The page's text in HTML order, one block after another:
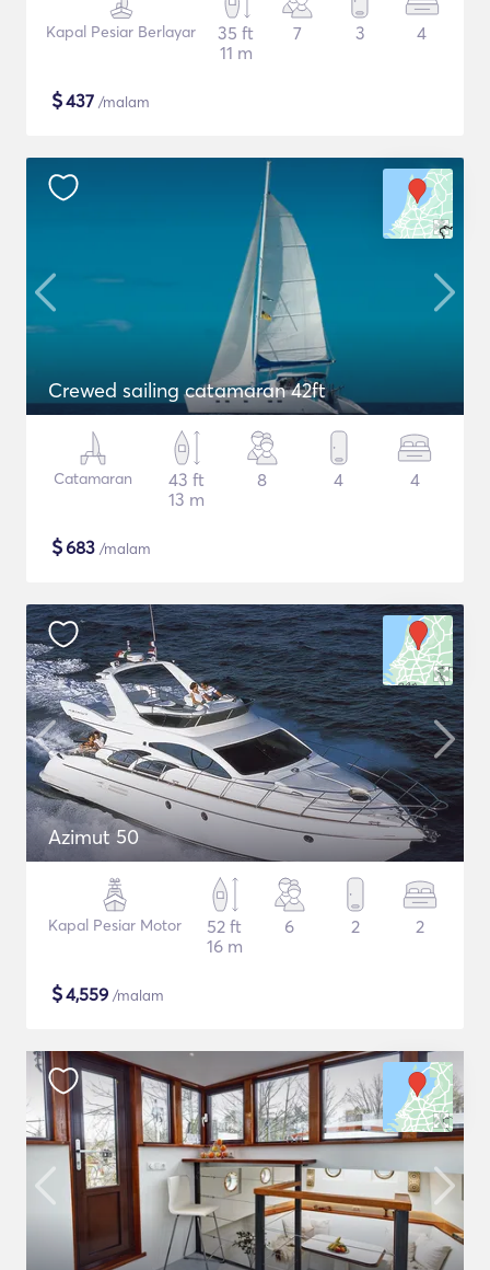
Kapal Pesiar Berlayar
35 ft
11 m
7 3 4
$437 /malam
Crewed sailing catamaran 42ft
Catamaran
43 ft
13 m
8 4 4
$683 /malam
Azimut 50
Kapal Pesiar Motor
52 ft
16 m
6 2 2
$4,559 /malam